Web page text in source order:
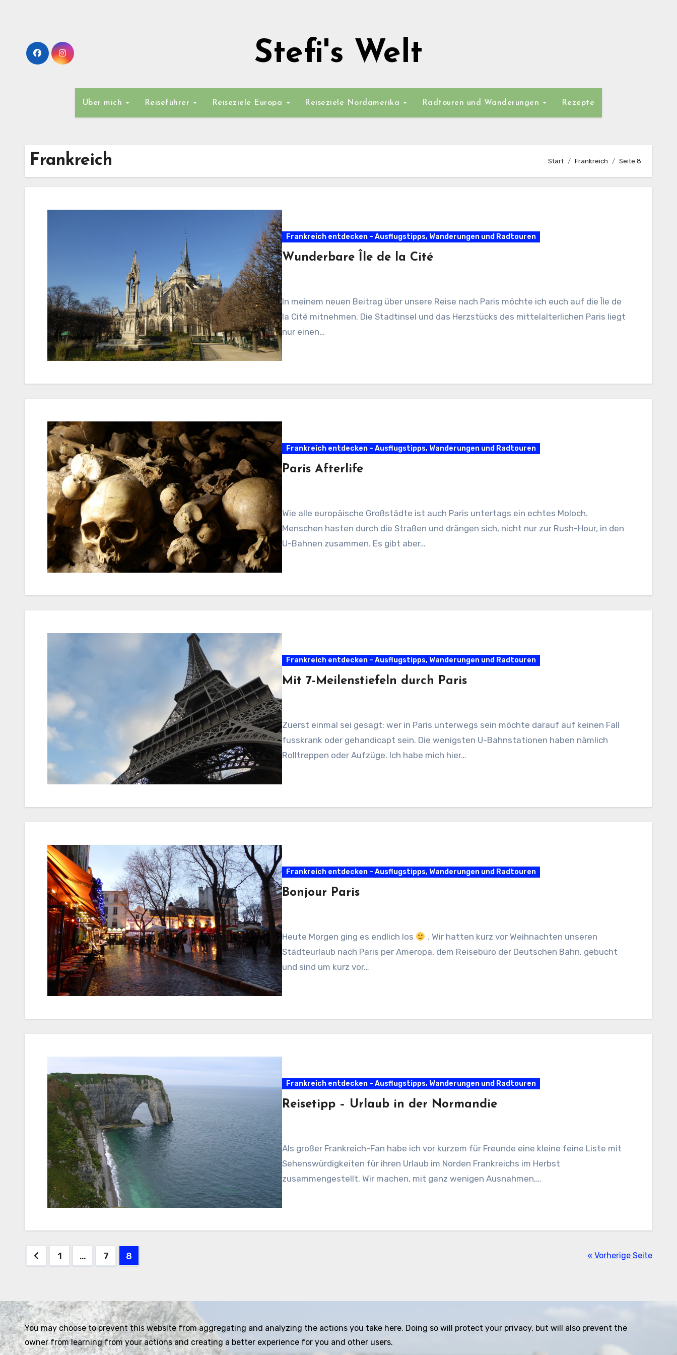
Stefi's Welt
Über mich Reiseführer Reiseziele Europa Reiseziele Nordamerika Radtouren und Wanderungen Rezepte
Frankreich Start Frankreich Seite 8
Frankreich entdecken – Ausflugstipps, Wanderungen und Radtouren
Wunderbare Île de la Cité
In meinem neuen Beitrag über unsere Reise nach Paris möchte ich euch auf die Île de
la Cité mitnehmen. Die Stadtinsel und das Herzstücks des mittelalterlichen Paris liegt
nur einen…
Frankreich entdecken – Ausflugstipps, Wanderungen und Radtouren
Paris Afterlife
Wie alle europäische Großstädte ist auch Paris untertags ein echtes Moloch.
Menschen hasten durch die Straßen und drängen sich, nicht nur zur Rush-Hour, in den
U-Bahnen zusammen. Es gibt aber…
Frankreich entdecken – Ausflugstipps, Wanderungen und Radtouren
Mit 7-Meilenstiefeln durch Paris
Zuerst einmal sei gesagt: wer in Paris unterwegs sein möchte darauf auf keinen Fall
fusskrank oder gehandicapt sein. Die wenigsten U-Bahnstationen haben nämlich
Rolltreppen oder Aufzüge. Ich habe mich hier…
Frankreich entdecken – Ausflugstipps, Wanderungen und Radtouren
Bonjour Paris
Heute Morgen ging es endlich los
. Wir hatten kurz vor Weihnachten unseren
Städteurlaub nach Paris per Ameropa, dem Reisebüro der Deutschen Bahn, gebucht
und sind um kurz vor…
Frankreich entdecken – Ausflugstipps, Wanderungen und Radtouren
Reisetipp – Urlaub in der Normandie
Als großer Frankreich-Fan habe ich vor kurzem für Freunde eine kleine feine Liste mit
Sehenswürdigkeiten für ihren Urlaub im Norden Frankreichs im Herbst
zusammengestellt. Wir machen, mit ganz wenigen Ausnahmen,…
Seitennummerierung
1 … 7 8 « Vorherige Seite
You may choose to prevent this website from aggregating and analyzing the actions you take here. Doing so will protect your privacy, but will also prevent the
owner from learning from your actions and creating a better experience for you and other users.